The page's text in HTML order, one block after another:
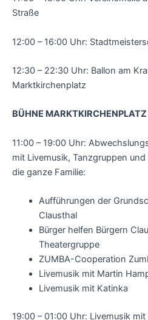
Straße
12:00 – 16:00 Uhr:
12:30 – 22:30 Uhr: Ballon am
Marktkirchenplatz
BÜHNE MARKTKIRCHENPLATZ
11:00 – 19:00 Uhr:
mit Livemusik, Tanzgruppen
die ganze Familie:
Aufführungen der
Clausthal
Bürger helfen Bürgern
Theatergruppe
ZUMBA-Cooperation
Livemusik mit Martin
Livemusik mit Katinka
19:00 – 01:00 Uhr: Livemusik mit